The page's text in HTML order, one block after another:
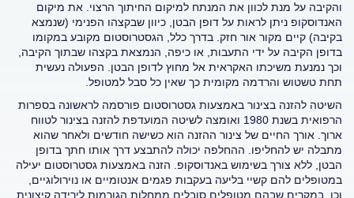
והקיבה על מנת לכוון את המנתח למיקום החיתוך הרצוי. את מיקום
האנדוסקופ ניתן לראות על דופן הבטן, כיוון שבקצהו הפנימי (שנמצא
בקיבה) קיים מקור אור חזק. בדרך כלל, הגסטרוסטום מקובע במקומו
בדופן הקיבה על ידי התעבות, או כיפה, הנמצאת בקצהו שבתוך הקיבה,
וכך נמנעת משיכתו האקראית אל מחוץ לדופן הבטן. הפעולה נעשית
תחת טשטוש והרדמה מקומית כך שאין כל סבל למטופל.
השיטה להזנה בצינור באמצעות גסטרוסטום פורסמה לראשונה בספרות
הרפואית בשנת 1980 ואומצה לשיטה המועדפת להזנה בצינור לטווח
ארוך. אורך החיים של צינור ההזנה הוא כשישה חודשים ולאחר שהוא
מתבלה יש להחליפו. ההחלפה יכולה להתבצע דרך אותו חתך בדופן
הבטן, ללא צורך בשימוש באנדוסקופ. הזנה באמצעות גסטרוסטום יעילה
במטופלים להם קשיי בליעה בעקבות פגמים אנטומיים או נוירולוגיים,
וכן, במקרים שבהם מטופלים סובלים ממחלות הגורמות לירידה קיצונית